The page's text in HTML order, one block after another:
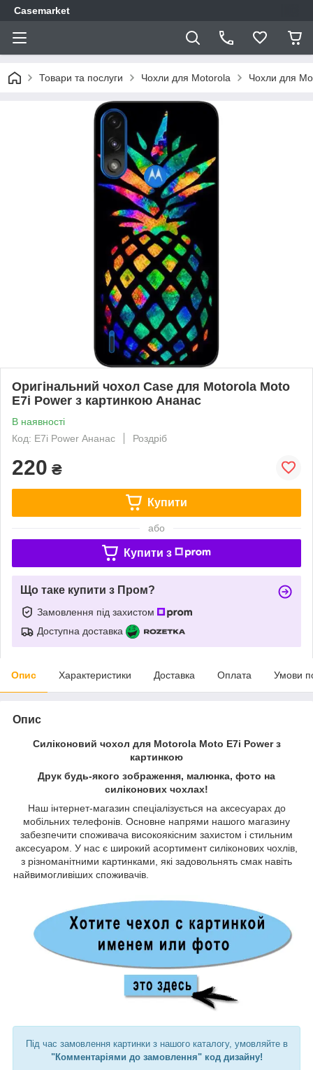
Casemarket
Товари та послуги Чохли для Motorola Чохли для
Оригінальний чохол Case для Motorola Moto
E7i Power з картинкою Ананас
В наявності
Код: E7i Power Ананас
Роздріб
220 ₴
Купити
або
Купити з
Що таке купити з Пром?
Замовлення під захистом
Доступна доставка
Опис Характеристики Доставка Оплата Умови
Опис
Силіконовий чохол для Motorola Moto E7i Power з
картинкою
Друк будь-якого зображення, малюнка, фото на
силіконових чохлах!
Наш інтернет-магазин спеціалізується на аксесуарах до
мобільних телефонів. Основне напрями нашого магазину
забезпечити споживача високоякісним захистом і стильним
аксесуаром. У нас є широкий асортимент силіконових чохлів,
з різноманітними картинками, які задовольнять смак навіть
найвимогливіших споживачів.
Під час замовлення картинки з нашого каталогу, умовляйте в
"Комментаріями до замовлення" код дизайну!